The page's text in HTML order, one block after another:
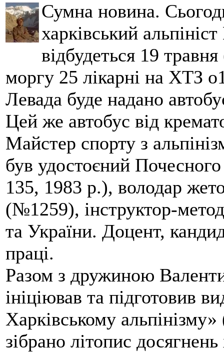
Сумна новина.
харківський
відбудеться 19
моргу 25 лікарні на ХТЗ
Левада буде надано
Цей же автобус від
Майстер спорту з
був удостоєний
135, 1983 р.), володар
(№1259), інструктор-
та України. Доцент,
праці.
Разом з дружиною
ініціював та підготовив
Харківському
зібрано літопис